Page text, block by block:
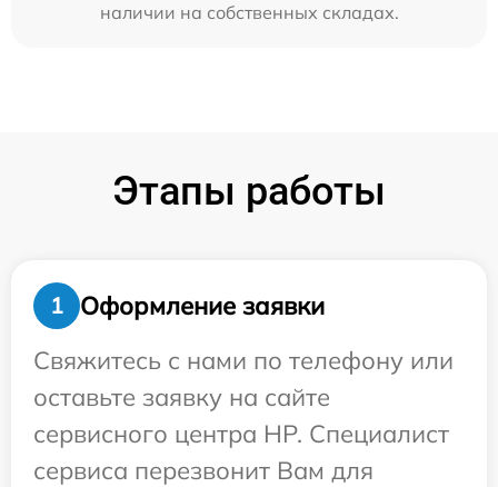
наличии на собственных складах.
Этапы работы
1
Оформление заявки
Свяжитесь с нами по телефону или
оставьте заявку на сайте
сервисного центра HP. Специалист
сервиса перезвонит Вам для